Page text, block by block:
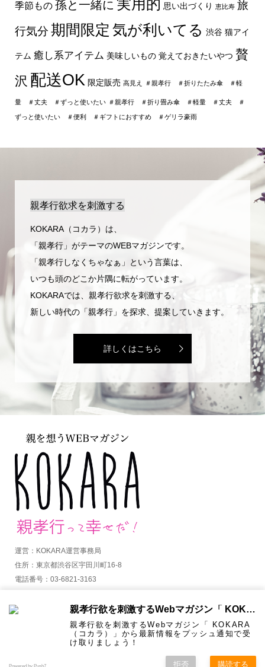
季節もの 孫と一緒に 実用的 思い出づくり 恵比寿 旅
行気分 期間限定 気が利いてる 渋谷 猫アイ
テム 癒し系アイテム 美味しいもの 覚えておきたいやつ 贅
沢 配送OK 限定販売 高見え ＃親孝行 ＃折りたたみ傘 ＃軽
量 ＃丈夫 ＃ずっと使いたい ＃親孝行 ＃折り畳み傘 ＃軽量 ＃丈夫 ＃
ずっと使いたい ＃便利 ＃ギフトにおすすめ ＃ゲリラ豪雨
親孝行欲求を刺激する
KOKARA（コカラ）は、
「親孝行」がテーマのWEBマガジンです。
「親孝行しなくちゃなぁ」という言葉は、
いつも頭のどこか片隅に転がっています。
KOKARAでは、親孝行欲求を刺激する、
新しい時代の「親孝行」を探求、提案していきます。
詳しくはこちら
運営：KOKARA運営事務局
住所：東京都渋谷区宇田川町16-8
電話番号：03-6821-3163
KOKARA. All Rights Reserved.
親孝行欲を刺激するWebマガジン「 KOKARA（コカラ）」から通知を受け取る
親孝行欲を刺激するWebマガジン「 KOKARA
（コカラ）」から最新情報をプッシュ通知で受
け取りましょう！
Powered by Push7 拒否 購読する